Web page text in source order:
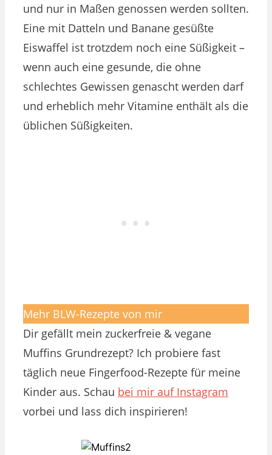
und nur in Maßen genossen werden sollten.
Eine mit Datteln und Banane gesüßte
Eiswaffel ist trotzdem noch eine Süßigkeit –
wenn auch eine gesunde, die ohne
schlechtes Gewissen genascht werden darf
und erheblich mehr Vitamine enthält als die
üblichen Süßigkeiten.
Mehr BLW-Rezepte von mir
Dir gefällt mein zuckerfreie & vegane
Muffins Grundrezept? Ich probiere fast
täglich neue Fingerfood-Rezepte für meine
Kinder aus. Schau bei mir auf Instagram
vorbei und lass dich inspirieren!